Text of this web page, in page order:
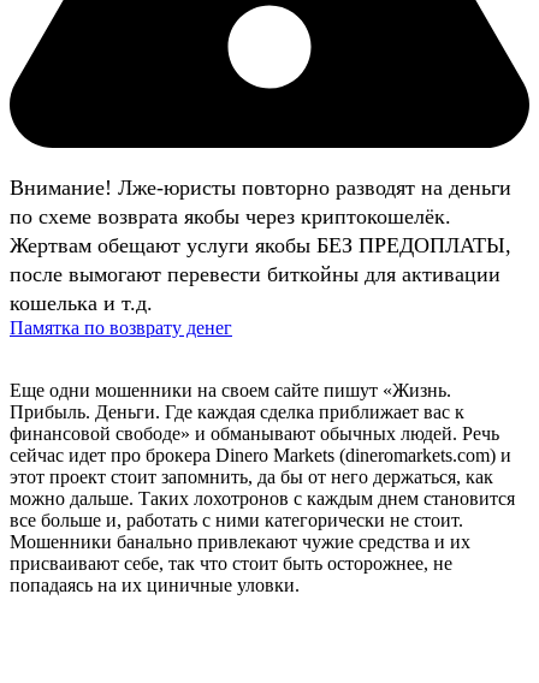
Внимание! Лже-юристы повторно разводят на деньги
по схеме возврата якобы через криптокошелёк.
Жертвам обещают услуги якобы БЕЗ ПРЕДОПЛАТЫ,
после вымогают перевести биткойны для активации
кошелька и т.д.
Памятка по возврату денег
Еще одни мошенники на своем сайте пишут «Жизнь.
Прибыль. Деньги. Где каждая сделка приближает вас к
финансовой свободе» и обманывают обычных людей. Речь
сейчас идет про брокера Dinero Markets (dineromarkets.com) и
этот проект стоит запомнить, да бы от него держаться, как
можно дальше. Таких лохотронов с каждым днем становится
все больше и, работать с ними категорически не стоит.
Мошенники банально привлекают чужие средства и их
присваивают себе, так что стоит быть осторожнее, не
попадаясь на их циничные уловки.